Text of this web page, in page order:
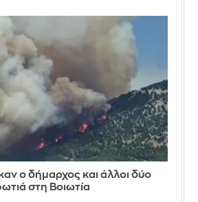
ο δήμαρχος και άλλοι δύο
στη Βοιωτία